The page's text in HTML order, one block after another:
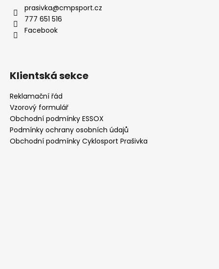
prasivka@cmpsport.cz
777 651 516
Facebook
Klientská sekce
Reklamační řád
Vzorový formulář
Obchodní podmínky ESSOX
Podmínky ochrany osobních údajů
Obchodní podmínky Cyklosport Prašivka